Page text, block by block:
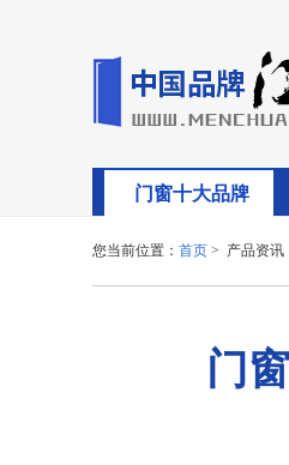
门窗十大品牌
您当前位置： 首页 > 产品资讯
门